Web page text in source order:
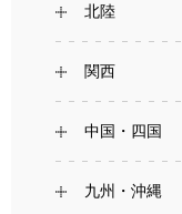
北陸
関西
中国・四国
九州・沖縄